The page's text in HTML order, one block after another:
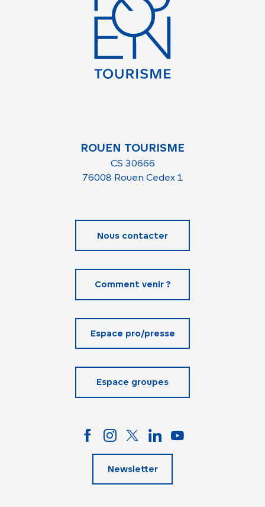
ROUEN TOURISME
CS 30666
76008 Rouen Cedex 1
Nous contacter
Comment venir ?
Espace pro/presse
Espace groupes
Newsletter